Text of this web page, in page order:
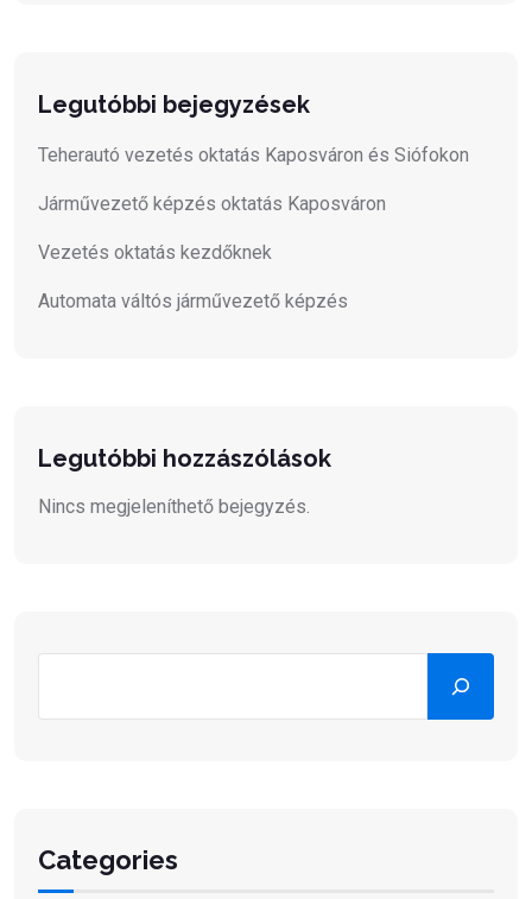
Legutóbbi bejegyzések
Teherautó vezetés oktatás Kaposváron és Siófokon
Járművezető képzés oktatás Kaposváron
Vezetés oktatás kezdőknek
Automata váltós járművezető képzés
Legutóbbi hozzászólások
Nincs megjeleníthető bejegyzés.
Keresés
Categories